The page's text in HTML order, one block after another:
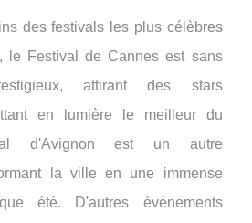
des festivals les plus célèbres
le Festival de Cannes est sans
attirant des stars
en lumière le meilleur du
d'Avignon est un autre
la ville en une immense
été. D'autres événements